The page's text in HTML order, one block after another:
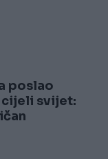
poslao
cijeli svijet: